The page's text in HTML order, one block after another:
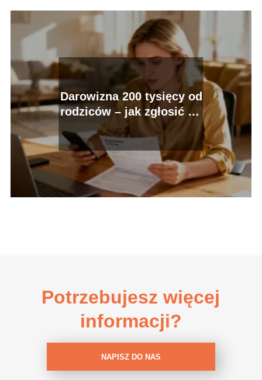
Darowizna 200 tysięcy od
rodziców – jak zgłosić do
urzędu?
Potrzebujesz więcej
informacji?
NAPISZ DO NAS